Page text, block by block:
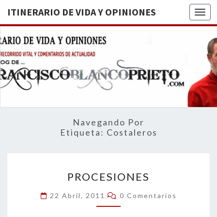
ITINERARIO DE VIDA Y OPINIONES
DE
BREVE
RECORRIDO
VITAL Y
ACTUALIDAD
Navegando Por
Etiqueta: Costaleros
PROCESIONES
22 Abril, 2011 Comentarios
0 Comentarios